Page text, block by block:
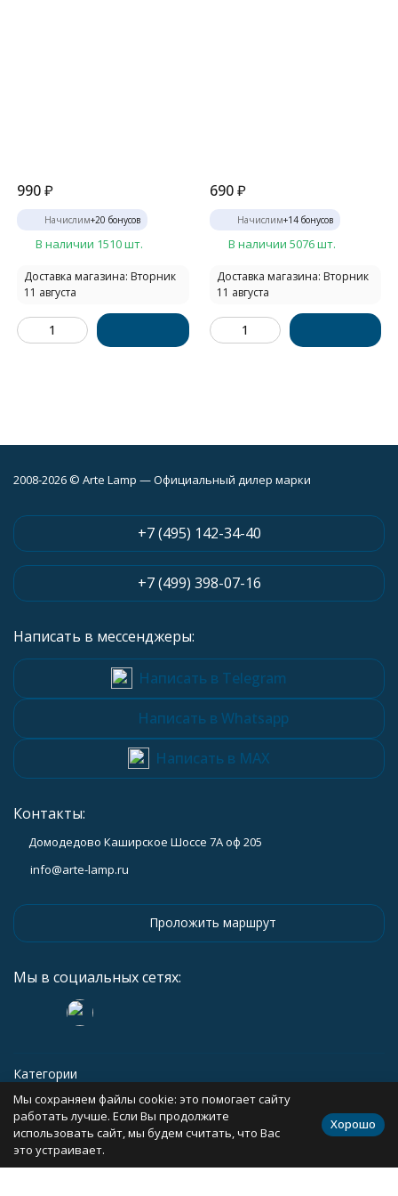
990₽
Начислим+20 бонусов
В наличии 1510 шт.
Доставка магазина: Вторник
11 августа
690 ₽
Начислим+14бонусов
В наличии 5076 шт.
Доставка магазина: Вторник
11 августа
2008-2026 © Arte Lamp — Официальный дилер марки
+7 (495) 142-34-40
+7 (499) 398-07-16
Написать в мессенджеры:
Написать в Telegram
Написать в Whatsapp
Написать в MAX
Контакты:
Домодедово Каширское Шоссе 7А оф 205
info@arte-lamp.ru
Проложить маршрут
Мы в социальных сетях:
Категории
Информация
Политика персональных данных Карта сайта
Мы сохраняем файлы cookie: это помогает сайту
работать лучше. Если Вы продолжите
использовать сайт, мы будем считать, что Вас
это устраивает.
Хорошо